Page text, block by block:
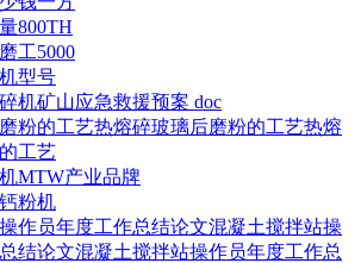
800TH
工5000
型号
机矿山应急救援预案 doc
粉的工艺热熔碎玻璃后磨粉的工艺热熔
工艺
MTW产业品牌
粉机
作员年度工作总结论文混凝土搅拌站操
结论文混凝土搅拌站操作员年度工作总